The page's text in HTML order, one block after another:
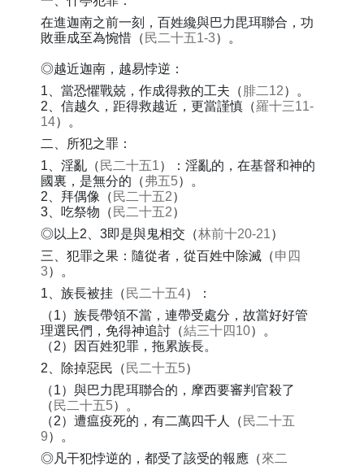
在進迦南之前一刻，百姓纔與巴力毘珥聯合，功
敗垂成至為惋惜（ 民二十五1-3）。
◎越近迦南，越易悖逆：
1、當恐懼戰兢，作成得救的工夫（ 腓二12）。
2、信越久，距得救越近，更當謹慎（羅十三11-
14）。
二、所犯之罪：
1、淫亂（ 民二十五1）：淫亂的，在基督和神的
國裏，是無分的（弗五5）。
2、拜偶像（ 民二十五2）
3、吃祭物（ 民二十五2）
◎以上2、3即是與鬼相交（林前十20-21）
三、犯罪之果：隨從者，從百姓中除滅（申四
3）。
1、族長被挂（ 民二十五4）：
（1）族長帶領不當，連帶受處分，故當好好管
理選民們，免得神追討（結三十四10）。
（2）因百姓犯罪，拖累族長。
2、除掉惡民（ 民二十五5）
（1）與巴力毘珥聯合的，摩西要審判官殺了
（ 民二十五5）。
（2）遭瘟疫死的，有二萬四千人（ 民二十五
9）。
◎凡干犯悖逆的，都受了該受的報應（來二